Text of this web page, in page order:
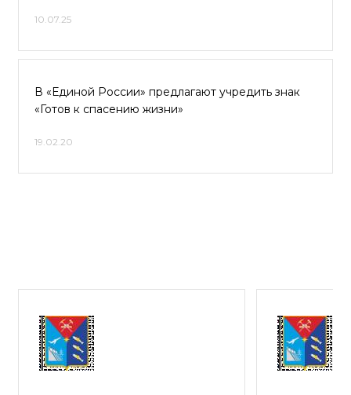
10.07.25
В «Единой России» предлагают учредить знак
«Готов к спасению жизни»
19.02.20